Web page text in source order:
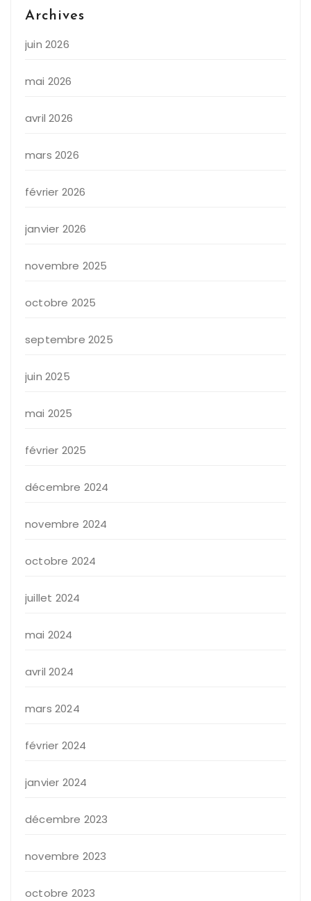
Archives
juin 2026
mai 2026
avril 2026
mars 2026
février 2026
janvier 2026
novembre 2025
octobre 2025
septembre 2025
juin 2025
mai 2025
février 2025
décembre 2024
novembre 2024
octobre 2024
juillet 2024
mai 2024
avril 2024
mars 2024
février 2024
janvier 2024
décembre 2023
novembre 2023
octobre 2023